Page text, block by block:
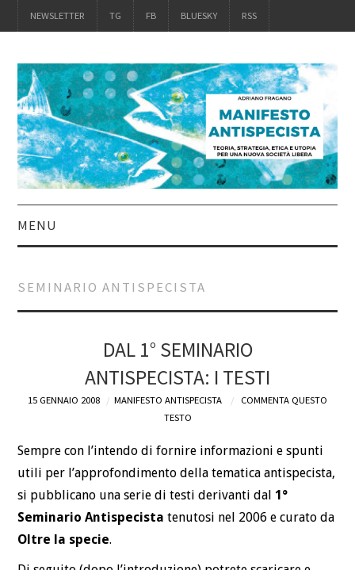
NEWSLETTER TG FB BLUESKY RSS
MENU
ACQUISTALO
DEFINIZIONI
BLOG
SEMINARIO ANTISPECISTA
DAL 1° SEMINARIO
ANTISPECISTA: I TESTI
15 GENNAIO 2008 MANIFESTO ANTISPECISTA
COMMENTA QUESTO
TESTO
Sempre con l’intendo di fornire informazioni e spunti
utili per l’approfondimento della tematica antispecista,
si pubblicano una serie di testi derivanti dal 1°
Seminario Antispecista tenutosi nel 2006 e curato da
Oltre la specie.